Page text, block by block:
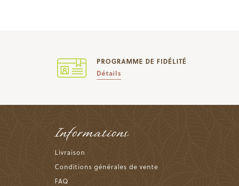
PROGRAMME DE FIDÉLITÉ
Détails
Informations
Livraison
Conditions générales de vente
FAQ